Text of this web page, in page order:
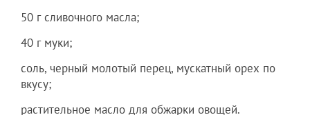
50 г сливочного масла;
40 г муки;
соль, черный молотый перец, мускатный орех по
вкусу;
растительное масло для обжарки овощей.